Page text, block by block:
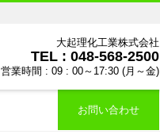
大起理化工業株式会社
TEL : 048-568-2500
営業時間 : 09 : 00～17:30 (月～金)
お問い合わせ